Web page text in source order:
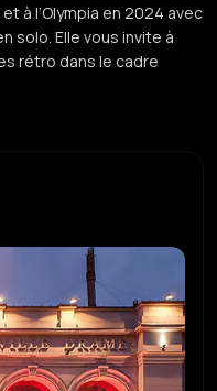
à l’Olympia en 2024 avec
solo. Elle vous invite à
rétro dans le cadre